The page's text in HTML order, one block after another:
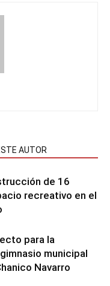
AUTOR
de 16
recreativo en el
para la
municipal
Navarro